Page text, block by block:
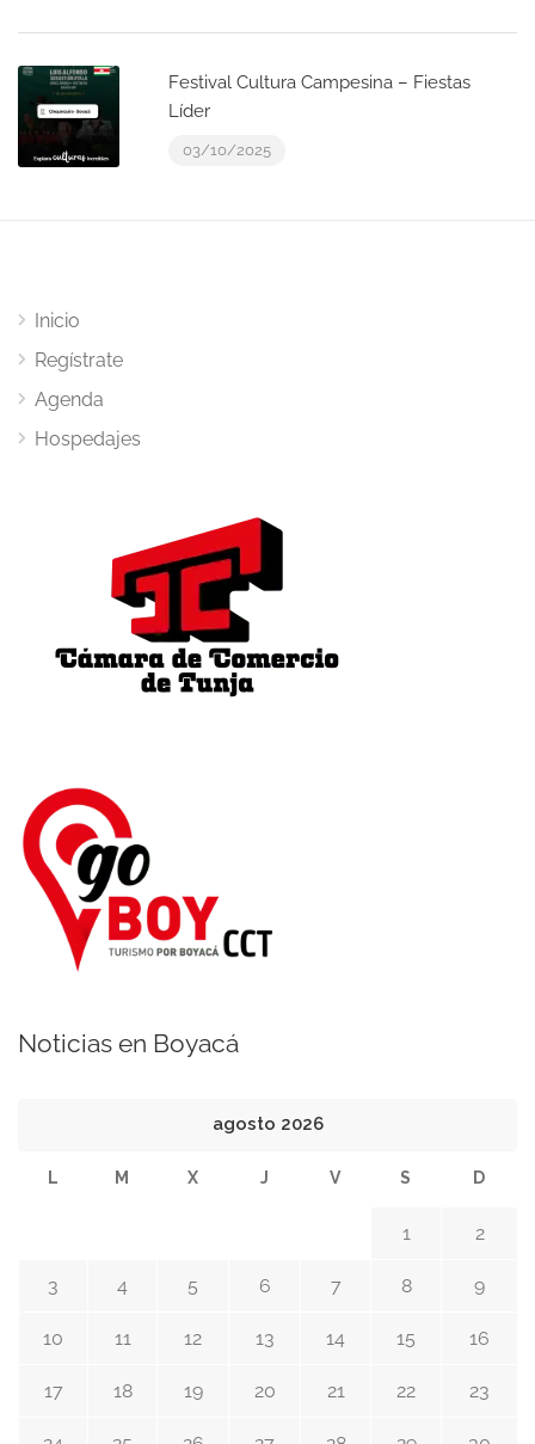
Festival Cultura Campesina – Fiestas
Líder
03/10/2025
Inicio
Regístrate
Agenda
Hospedajes
Noticias en Boyacá
agosto 2026
L M X J V S D
1 2
3 4 5 6 7 8 9
10 11 12 13 14 15 16
17 18 19 20 21 22 23